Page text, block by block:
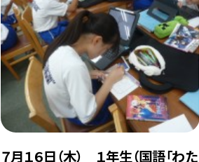
７月１６日（木） １年生（国語「わた